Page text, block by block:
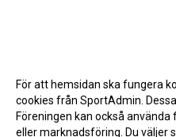
För att hemsidan ska fungera
cookies från SportAdmin.
Föreningen kan också
eller marknadsföring. Du väljer